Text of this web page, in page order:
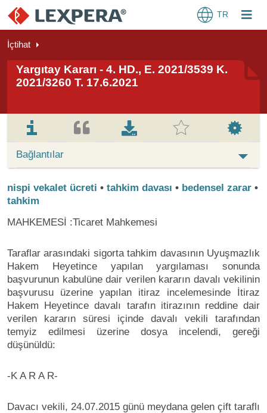
TR
İçtihat
Yargıtay Kararı - 4. HD., E. 2021/3539 K.
2021/3260 T. 17.6.2021
Bağlantılar
nispi vekalet ücreti • tahkim davası • bedensel zarar •
tahkim
MAHKEMESİ :Ticaret Mahkemesi
Taraflar arasındaki sigorta tahkim davasının Uyuşmazlık
Hakem Heyetince yapılan yargılaması sonunda
başvurunun kabulüne dair verilen kararın davalı vekilinin
başvurusu üzerine yapılan itiraz incelemesinde İtiraz
Hakem Heyetince davalı tarafın itirazının reddine dair
verilen kararın süresi içinde davalı vekili tarafından
temyiz edilmesi üzerine dosya incelendi, gereği
düşünüldü:
-K A R A R-
Davacı vekili, 24.07.2015 günü meydana gelen çift taraflı